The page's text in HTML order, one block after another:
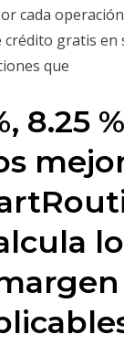
cada
gratis en
que
8.25